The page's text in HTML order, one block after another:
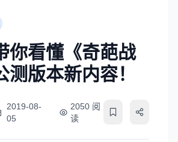
你看懂《奇葩战
测版本新内容！
2019-08-
05
2050 阅
读